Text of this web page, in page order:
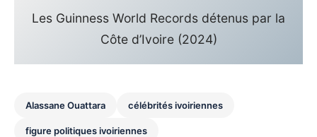
Les Guinness World Records détenus par la
Côte d’Ivoire (2024)
Alassane Ouattara célébrités ivoiriennes
figure politiques ivoiriennes